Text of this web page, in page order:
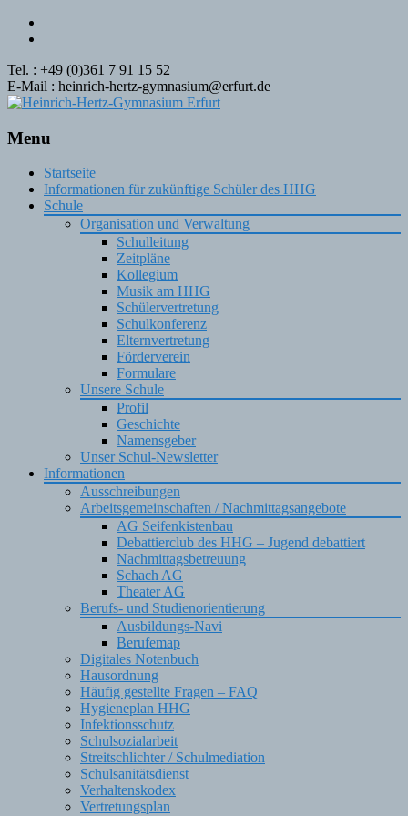
Tel. : +49 (0)361 7 91 15 52
E-Mail : heinrich-hertz-gymnasium@erfurt.de
Menu
Skip
content
Startseite
Informationen für zukünftige Schüler des HHG
Schule
Organisation und Verwaltung
Schulleitung
Zeitpläne
Kollegium
Musik am HHG
Schülervertretung
Schulkonferenz
Elternvertretung
Förderverein
Formulare
Unsere Schule
Profil
Geschichte
Namensgeber
Unser Schul-Newsletter
Informationen
Ausschreibungen
Arbeitsgemeinschaften / Nachmittagsangebote
AG Seifenkistenbau
Debattierclub des HHG – Jugend debattiert
Nachmittagsbetreuung
Schach AG
Theater AG
Berufs- und Studienorientierung
Ausbildungs-Navi
Berufemap
Digitales Notenbuch
Hausordnung
Häufig gestellte Fragen – FAQ
Hygieneplan HHG
Infektionsschutz
Schulsozialarbeit
Streitschlichter / Schulmediation
Schulsanitätsdienst
Verhaltenskodex
Vertretungsplan